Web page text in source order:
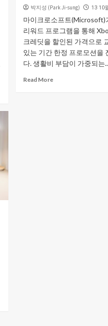
박지성 (Park Ji-sung) 13 10
마이크로소프트(Microsoft)
리워드 프로그램을 통해
크레딧을 할인된 가격으로
있는 기간 한정 프로모션을
다. 생활비 부담이 가중되는
Read More